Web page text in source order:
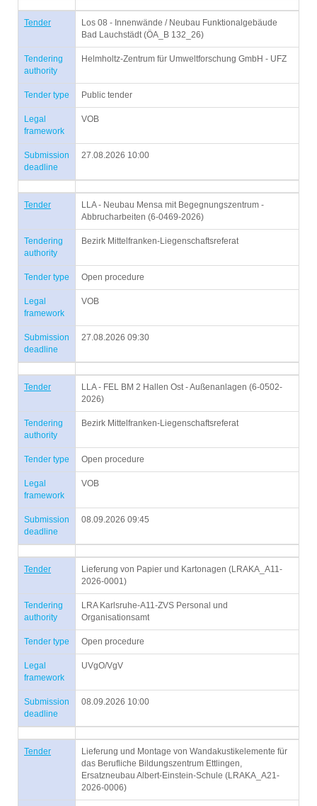
Tender
Los 08 - Innenwände / Neubau Funktionalgebäude
Bad Lauchstädt (ÖA_B 132_26)
Tendering
authority
Helmholtz-Zentrum für Umweltforschung GmbH - UFZ
Tender type Public tender
Legal
framework
VOB
Submission
deadline
27.08.2026 10:00
Tender
LLA - Neubau Mensa mit Begegnungszentrum -
Abbrucharbeiten (6-0469-2026)
Tendering
authority
Bezirk Mittelfranken-Liegenschaftsreferat
Tender type Open procedure
Legal
framework
VOB
Submission
deadline
27.08.2026 09:30
Tender
LLA - FEL BM 2 Hallen Ost - Außenanlagen (6-0502-
2026)
Tendering
authority
Bezirk Mittelfranken-Liegenschaftsreferat
Tender type Open procedure
Legal
framework
VOB
Submission
deadline
08.09.2026 09:45
Tender
Lieferung von Papier und Kartonagen (LRAKA_A11-
2026-0001)
Tendering
authority
LRA Karlsruhe-A11-ZVS Personal und
Organisationsamt
Tender type Open procedure
Legal
framework
UVgO/VgV
Submission
deadline
08.09.2026 10:00
Tender
Lieferung und Montage von Wandakustikelemente für
das Berufliche Bildungszentrum Ettlingen,
Ersatzneubau Albert-Einstein-Schule (LRAKA_A21-
2026-0006)